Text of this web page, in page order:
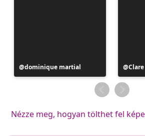
Bejegyzés
közzétevője
dominique martial Clare
Nézze meg, hogyan tölthet fel